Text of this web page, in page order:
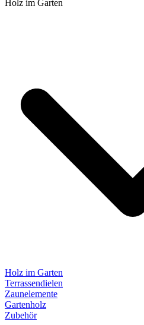
Holz im Garten
Holz im Garten
Terrassendielen
Zaunelemente
Gartenholz
Zubehör